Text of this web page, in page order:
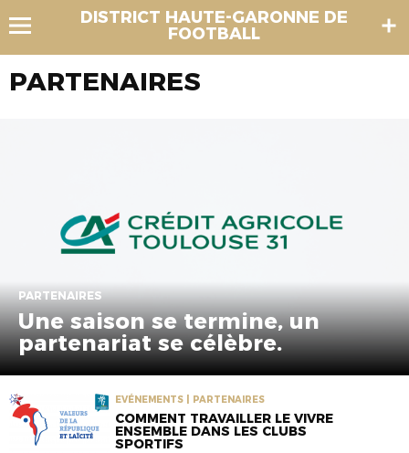
DISTRICT HAUTE-GARONNE DE
FOOTBALL
PARTENAIRES
PARTENAIRES
Une saison se termine, un
partenariat se célèbre.
EVÉNEMENTS | PARTENAIRES
COMMENT TRAVAILLER LE VIVRE
ENSEMBLE DANS LES CLUBS
SPORTIFS